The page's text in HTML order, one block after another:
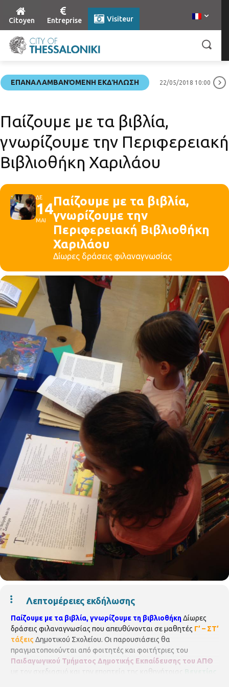
Citoyen Entreprise Visiteur
ΕΠΑΝΑΛΑΜΒΑΝΌΜΕΝΗ ΕΚΔΉΛΩΣΗ 22/05/2018 10:00
Παίζουμε με τα βιβλία,
γνωρίζουμε την Περιφερειακή
Βιβλιοθήκη Χαριλάου
ΔΕ
14
ΜΑΙ
Παίζουμε με τα βιβλία,
γνωρίζουμε την
Περιφερειακή Βιβλιοθήκη
Χαριλάου
Δίωρες δράσεις φιλαναγνωσίας
Λεπτομέρειες εκδήλωσης
Παίζουμε με τα βιβλία, γνωρίζουμε τη βιβλιοθήκηΔίωρες
δράσεις φιλαναγνωσίας που απευθύνονται σε μαθητές Γ’ – ΣΤ’
τάξεις Δημοτικού Σχολείου. Οι παρουσιάσεις θα
πραγματοποιούνται από φοιτητές και φοιτήτριες του
Παιδαγωγικού Τμήματος Δημοτικής Εκπαίδευσης του ΑΠΘ
με τον σχεδιασμό και την εποπτεία της καθηγήτριας
Βενετίας